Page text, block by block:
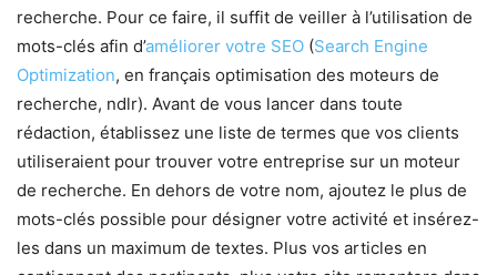
recherche. Pour ce faire, il suffit de veiller à l’utilisation de
mots-clés afin d’améliorer votre SEO (Search Engine
Optimization, en français optimisation des moteurs de
recherche, ndlr). Avant de vous lancer dans toute
rédaction, établissez une liste de termes que vos clients
utiliseraient pour trouver votre entreprise sur un moteur
de recherche. En dehors de votre nom, ajoutez le plus de
mots-clés possible pour désigner votre activité et insérez-
les dans un maximum de textes. Plus vos articles en